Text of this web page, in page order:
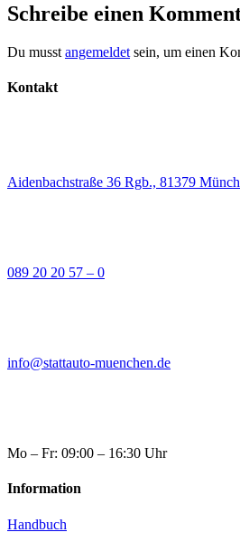
Schreibe einen
Du musst angemeldet sein, um einen
Kontakt
Aidenbachstraße 36 Rgb., 81379
089 20 20 57 – 0
info@stattauto-muenchen.de
Mo – Fr: 09:00 – 16:30 Uhr
Information
Handbuch